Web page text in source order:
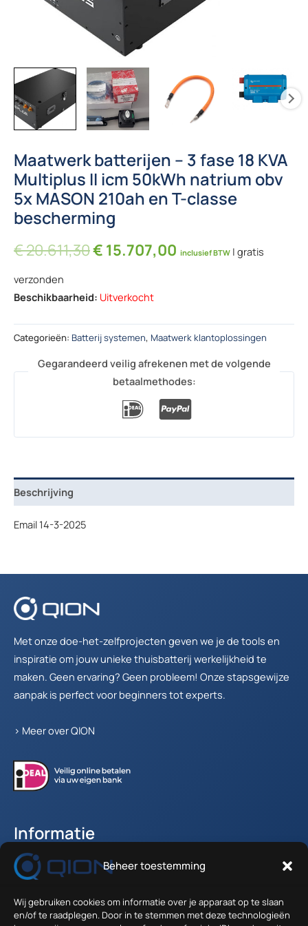
Beheer toestemming
Wij gebruiken cookies om informatie over je apparaat op te slaan
en/of te raadplegen. Door in te stemmen met deze technologieën
Maatwerk batterijen – 3 fase 18 KVA
Multiplus II icm 50kWh natrium obv
5x MASON 210ah en T-classe
bescherming
€20.611,30Oorspronkelijke prijs was: €
€ 15.707,00 Huidige prijs is: €
inclusief BTW | gratis
verzonden
Beschikbaarheid: Uitverkocht
Categorieën: Batterij systemen, Maatwerk klantoplossingen
Gegarandeerd veilig afrekenen met de volgende
betaalmethodes:
Beschrijving
Email 14-3-2025
Met onze doe-het-zelfprojecten geven we je de tools en
inspiratie om jouw unieke thuisbatterij werkelijkheid te
maken. Geen ervaring? Geen probleem! Onze stapsgewijze
aanpak is perfect voor beginners tot experts.
> Meer over QION
Informatie
Accountgegevens
Verzenden en Retour
Algemene voorwaarden